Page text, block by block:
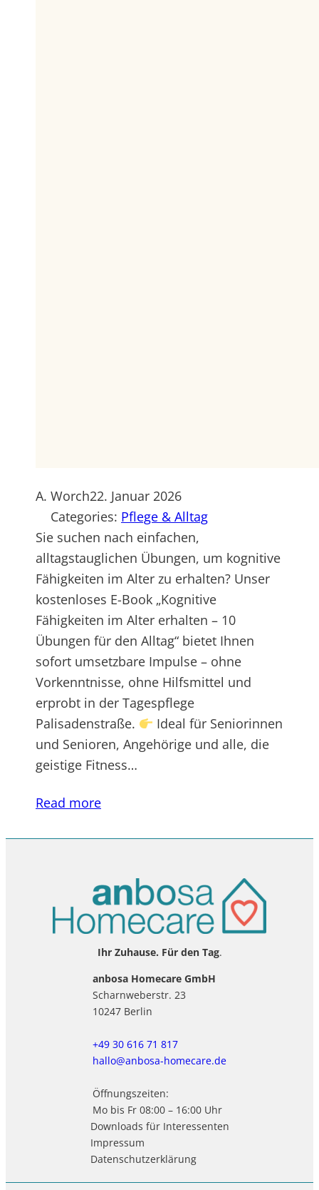
A. Worch22. Januar 2026
Categories: Pflege & Alltag
Sie suchen nach einfachen,
alltagstauglichen Übungen, um kognitive
Fähigkeiten im Alter zu erhalten? Unser
kostenloses E-Book „Kognitive
Fähigkeiten im Alter erhalten – 10
Übungen für den Alltag“ bietet Ihnen
sofort umsetzbare Impulse – ohne
Vorkenntnisse, ohne Hilfsmittel und
erprobt in der Tagespflege
Palisadenstraße.
Ideal für Seniorinnen
und Senioren, Angehörige und alle, die
geistige Fitness…
Read more
Ihr Zuhause. Für den Tag.
anbosa Homecare GmbH
Scharnweberstr. 23
10247 Berlin
+49 30 616 71 817
hallo@anbosa-homecare.de
Öffnungszeiten:
Mo bis Fr 08:00 – 16:00 Uhr
Downloads für Interessenten
Impressum
Datenschutzerklärung